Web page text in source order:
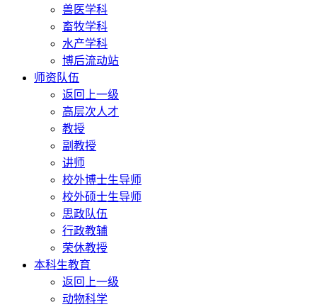
兽医学科
畜牧学科
水产学科
博后流动站
师资队伍
返回上一级
高层次人才
教授
副教授
讲师
校外博士生导师
校外硕士生导师
思政队伍
行政教辅
荣休教授
本科生教育
返回上一级
动物科学